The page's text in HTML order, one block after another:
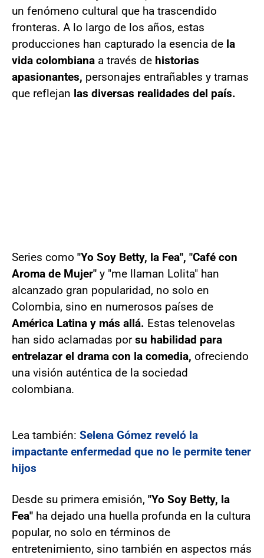
un fenómeno cultural que ha trascendido
fronteras. A lo largo de los años, estas
producciones han capturado la esencia de la
vida colombiana a través de historias
apasionantes, personajes entrañables y tramas
que reflejan las diversas realidades del país.
Series como "Yo Soy Betty, la Fea", "Café con
Aroma de Mujer" y "me llaman Lolita" han
alcanzado gran popularidad, no solo en
Colombia, sino en numerosos países de
América Latina y más allá. Estas telenovelas
han sido aclamadas porsu habilidad para
entrelazar el drama con la comedia, ofreciendo
una visión auténtica de la sociedad
colombiana.
Lea también: Selena Gómez reveló la
impactante enfermedad que no le permite tener
hijos
Desde su primera emisión, "Yo Soy Betty, la
Fea" ha dejado una huella profunda en la cultura
popular, no solo en términos de
entretenimiento, sino también en aspectos más